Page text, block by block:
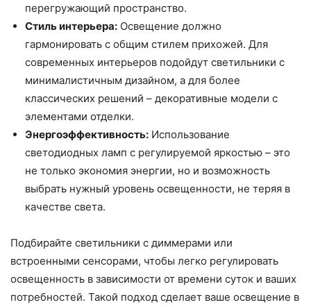
перегружающий пространство.
Стиль интерьера: Освещение должно
гармонировать с общим стилем прихожей. Для
современных интерьеров подойдут светильники с
минималистичным дизайном, а для более
классических решений – декоративные модели с
элементами отделки.
Энергоэффективность: Использование
светодиодных ламп с регулируемой яркостью – это
не только экономия энергии, но и возможность
выбрать нужный уровень освещенности, не теряя в
качестве света.
Подбирайте светильники с диммерами или
встроенными сенсорами, чтобы легко регулировать
освещенность в зависимости от времени суток и ваших
потребностей. Такой подход сделает ваше освещение в